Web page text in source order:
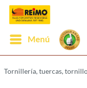
Menú
Tornillería, tuercas,